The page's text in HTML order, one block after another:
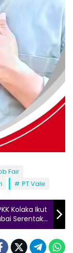
Fair
PT Vale
Kolaka Ikut
Serentak